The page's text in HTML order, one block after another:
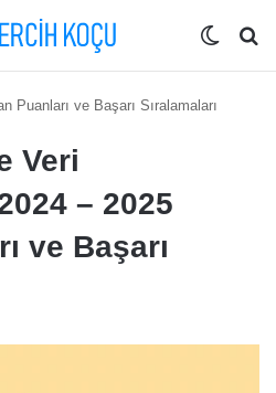
Dış
Puanları ve Başarı Sıralamaları
Veri
– 2025
ve Başarı